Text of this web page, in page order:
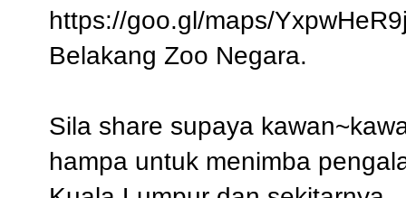
https://goo.gl/maps/
Belakang Zoo Negara.
Sila share supaya
hampa untuk menimba